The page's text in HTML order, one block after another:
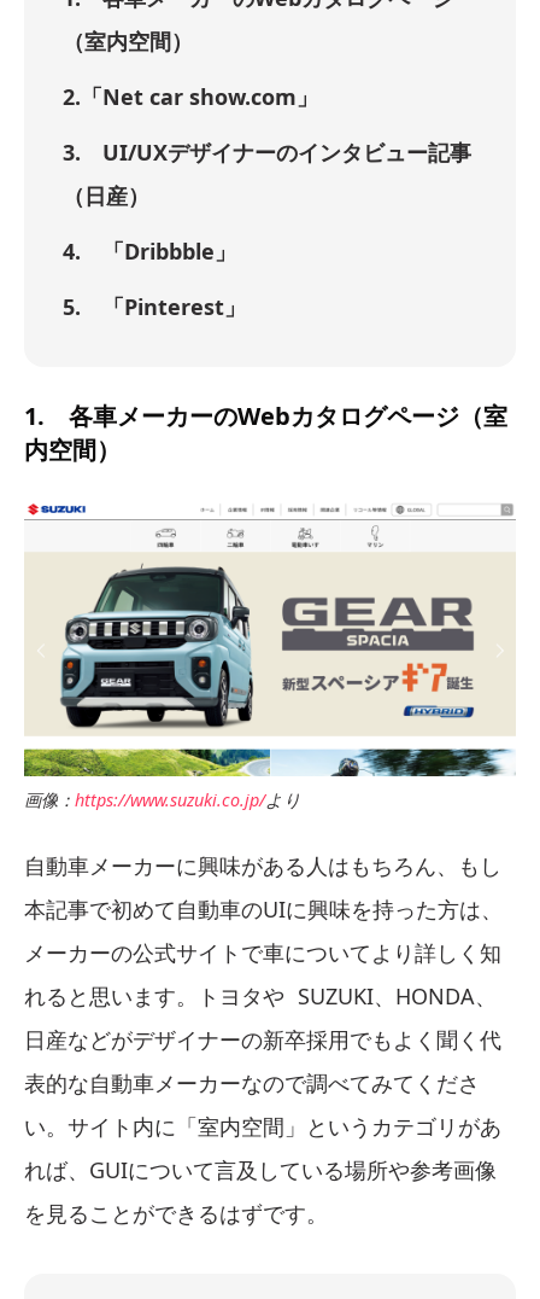
（室内空間）
2.「Net car show.com」
3. UI/UXデザイナーのインタビュー記事
（日産）
4. 「Dribbble」
5. 「Pinterest」
1. 各車メーカーのWebカタログページ（室
内空間）
画像： https://www.suzuki.co.jp/より
自動車メーカーに興味がある人はもちろん、もし
本記事で初めて自動車のUIに興味を持った方は、
メーカーの公式サイトで車についてより詳しく知
れると思います。
トヨタや SUZUKI、HONDA、
日産などがデザイナーの新卒採用でもよく聞く代
表的な自動車メーカーなので調べてみてくださ
い。サイト内に「室内空間」というカテゴリがあ
れば、GUIについて言及している場所や参考画像
を見ることができるはずです。